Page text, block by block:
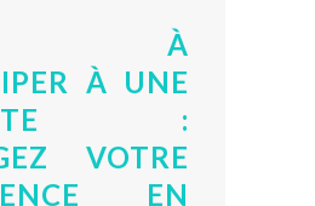
À
À UNE
:
VOTRE
EN